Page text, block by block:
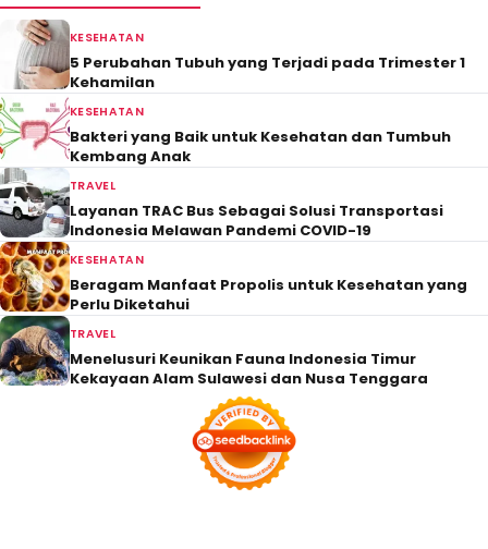
KESEHATAN
5 Perubahan Tubuh yang Terjadi pada Trimester 1
Kehamilan
KESEHATAN
Bakteri yang Baik untuk Kesehatan dan Tumbuh
Kembang Anak
TRAVEL
Layanan TRAC Bus Sebagai Solusi Transportasi
Indonesia Melawan Pandemi COVID-19
KESEHATAN
Beragam Manfaat Propolis untuk Kesehatan yang
Perlu Diketahui
TRAVEL
Menelusuri Keunikan Fauna Indonesia Timur
Kekayaan Alam Sulawesi dan Nusa Tenggara